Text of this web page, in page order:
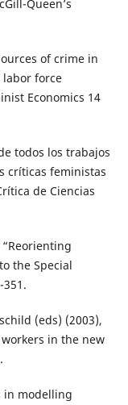
Queen’s
of crime in
labor force
Economics 14
todos los trabajos
críticas feministas
de Ciencias
the Special
(eds) (2003),
in the new
in modelling